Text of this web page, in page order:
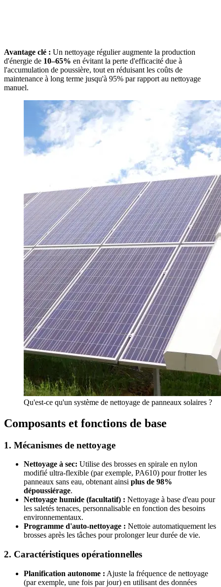
Avantage clé : Un nettoyage régulier augmente la production
d'énergie de 10–65% en évitant la perte d'efficacité due à
l'accumulation de poussière, tout en réduisant les coûts de
maintenance à long terme jusqu'à 95% par rapport au nettoyage
manuel.
Qu'est-ce qu'un système de nettoyage de panneaux solaires ?
Composants et fonctions de base
1. Mécanismes de nettoyage
Nettoyage à sec: Utilise des brosses en spirale en nylon
modifié ultra-flexible (par exemple, PA610) pour frotter les
panneaux sans eau, obtenant ainsi plus de 98%
dépoussiérage.
Nettoyage humide (facultatif) : Nettoyage à base d'eau pour
les saletés tenaces, personnalisable en fonction des besoins
environnementaux.
Programme d'auto-nettoyage : Nettoie automatiquement les
brosses après les tâches pour prolonger leur durée de vie.
2. Caractéristiques opérationnelles
Planification autonome : Ajuste la fréquence de nettoyage
(par exemple, une fois par jour) en utilisant des données